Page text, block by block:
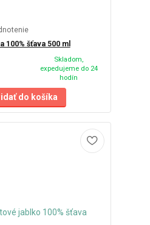
100% šťava 500 ml
Skladom,
expedujeme do 24
hodín
do košíka